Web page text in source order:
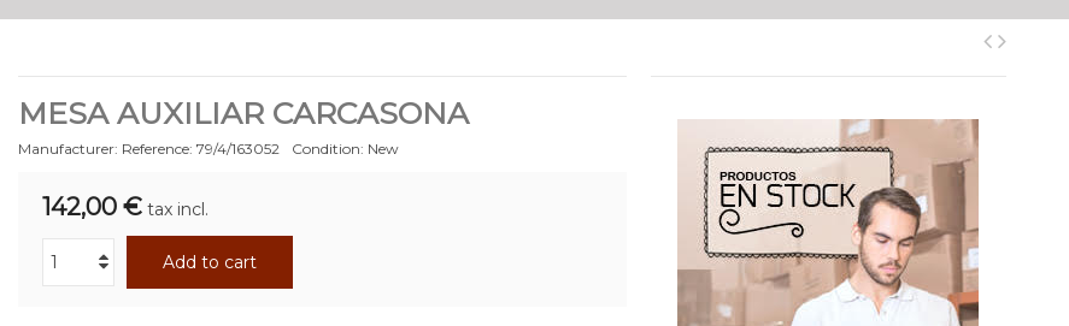
MESA AUXILIAR CARCASONA
Manufacturer: Reference: 79/4/163052 Condition: New
142,00 € tax incl.
Add to cart